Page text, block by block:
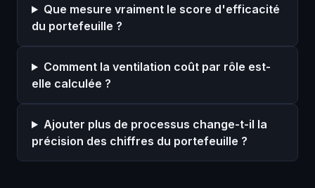
Que mesure vraiment le score d'efficacité
du portefeuille ?
Comment la ventilation coût par rôle est-
elle calculée ?
Ajouter plus de processus change-t-il la
précision des chiffres du portefeuille ?